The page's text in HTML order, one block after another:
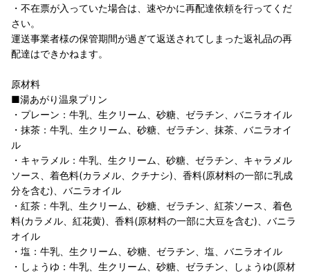
・不在票が入っていた場合は、速やかに再配達依頼を行ってくだ
さい。
運送事業者様の保管期間が過ぎて返送されてしまった返礼品の再
配達はできかねます。
原材料
■湯あがり温泉プリン
・プレーン：牛乳、生クリーム、砂糖、ゼラチン、バニラオイル
・抹茶：牛乳、生クリーム、砂糖、ゼラチン、抹茶、バニラオイ
ル
・キャラメル：牛乳、生クリーム、砂糖、ゼラチン、キャラメル
ソース、着色料(カラメル、クチナシ)、香料(原材料の一部に乳成
分を含む)、バニラオイル
・紅茶：牛乳、生クリーム、砂糖、ゼラチン、紅茶ソース、着色
料(カラメル、紅花黄)、香料(原材料の一部に大豆を含む)、バニラ
オイル
・塩：牛乳、生クリーム、砂糖、ゼラチン、塩、バニラオイル
・しょうゆ：牛乳、生クリーム、砂糖、ゼラチン、しょうゆ(原材